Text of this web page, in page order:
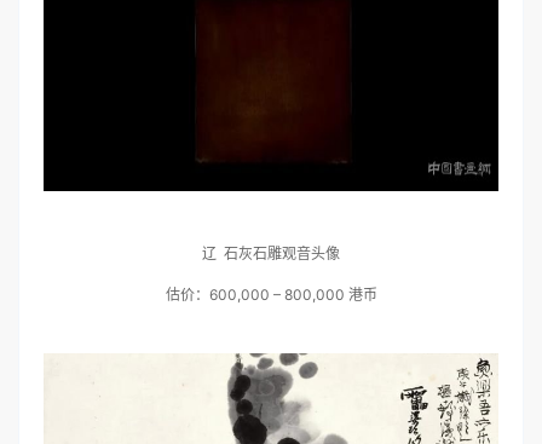
辽 石灰石雕观音头像
估价：600,000 – 800,000 港币